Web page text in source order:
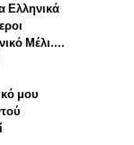
Ελληνικά
Μέλι....
μου